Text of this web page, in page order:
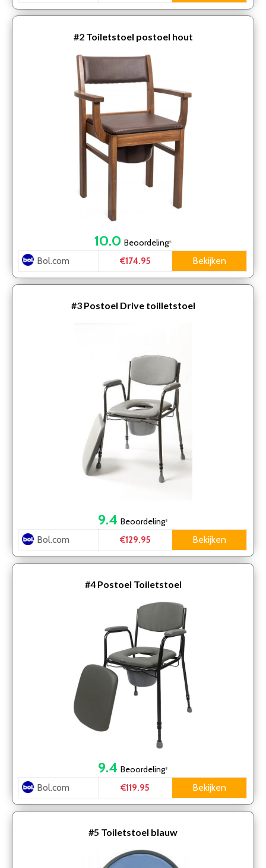
#2 Toiletstoel postoel hout
10.0 Beoordeling*
Bol.com €174.95 Bekijken
#3 Postoel Drive toilletstoel
9.4 Beoordeling*
Bol.com €129.95 Bekijken
#4 Postoel Toiletstoel
9.4 Beoordeling*
Bol.com €119.95 Bekijken
#5 Toiletstoel blauw